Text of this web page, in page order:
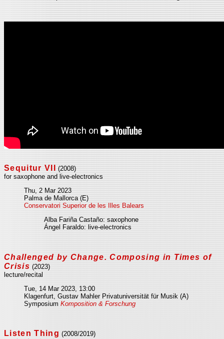
Sequitur VII
(2008)
for saxophone and live-electronics
Thu, 2 Mar 2023
Palma de Mallorca (E)
Conservatori Superior de les Illes Balears
Alba Fariña Castaño: saxophone
Ángel Faraldo: live-electronics
Challenged by Change. Composing in Times of
Crisis (2023)
lecture/recital
Tue, 14 Mar 2023, 13:00
Klagenfurt, Gustav Mahler Privatuniversität für Musik (A)
Symposium Komposition & Forschung
Listen Thing (2008/2019)